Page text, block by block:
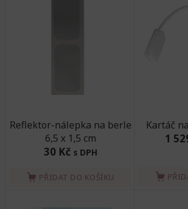
Reflektor-nálepka na berle
6,5 x 1,5 cm
30 Kč s DPH
PŘIDAT DO KOŠÍKU
Kartáč
1